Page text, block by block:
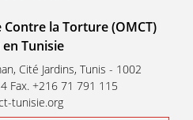
la Torture (OMCT)
Tunisie
Cité Jardins, Tunis - 1002
Fax. +216 71 791 115
tunisie.org